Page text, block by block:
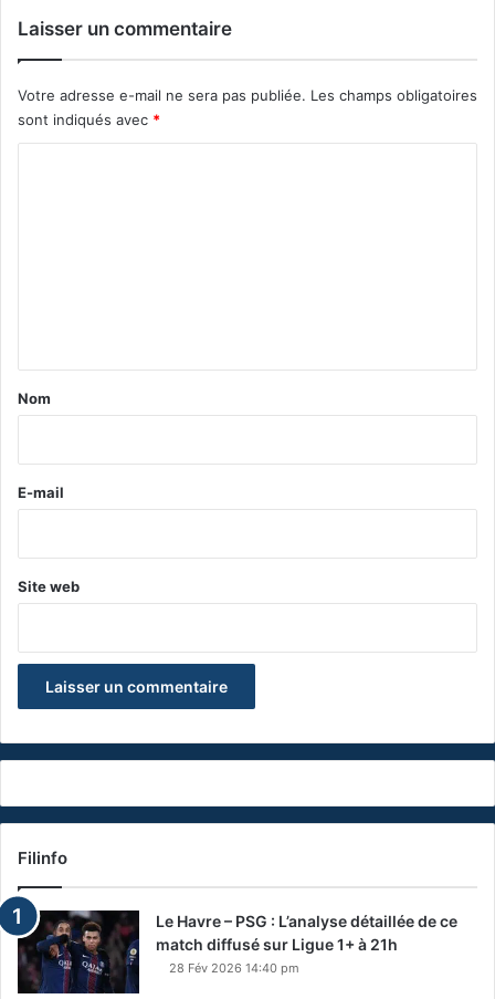
Laisser un commentaire
Votre adresse e-mail ne sera pas publiée. Les champs obligatoires
sont indiqués avec *
a
e
Nom
E-mail
Site web
Filinfo
Le Havre – PSG : L’analyse détaillée de ce
match diffusé sur Ligue 1+ à 21h
28 Fév 2026 14:40 pm